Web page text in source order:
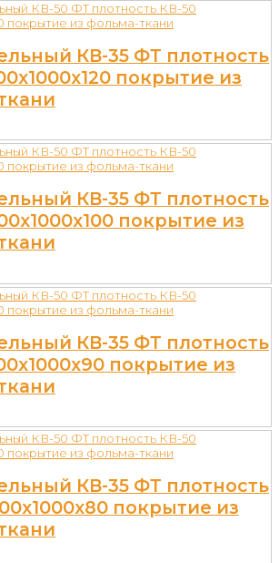
КВ-35 ФТ плотность
покрытие из
КВ-35 ФТ плотность
покрытие из
КВ-35 ФТ плотность
покрытие из
КВ-35 ФТ плотность
покрытие из